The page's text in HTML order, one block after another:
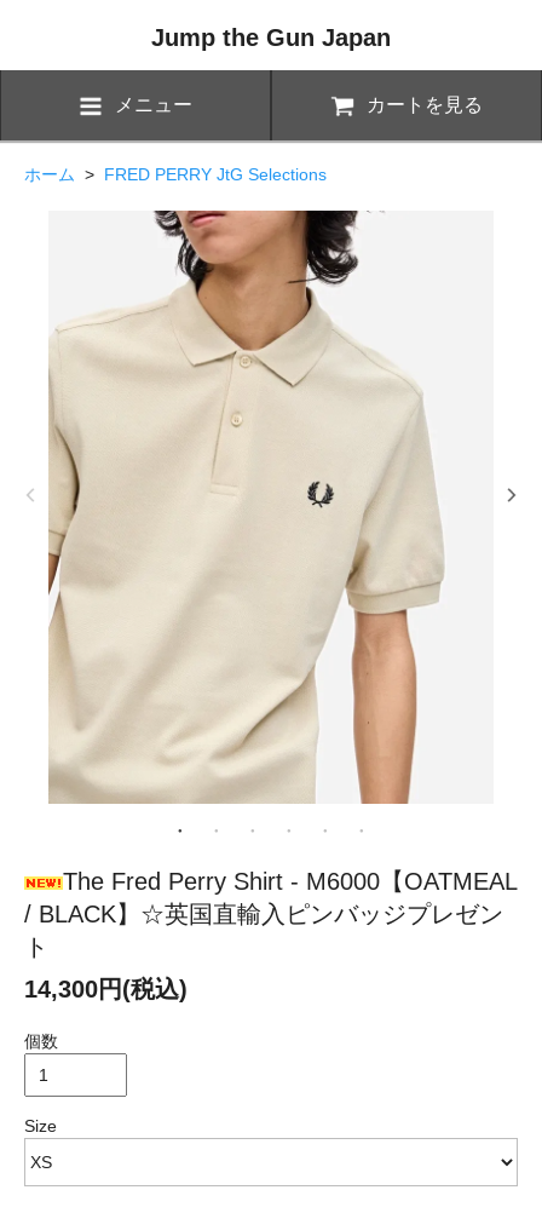
Jump the Gun Japan
メニュー カートを見る
ホーム > FRED PERRY JtG Selections
The Fred Perry Shirt - M6000【OATMEAL
/ BLACK】☆英国直輸入ピンバッジプレゼン
ト
14,300円(税込)
個数
Size